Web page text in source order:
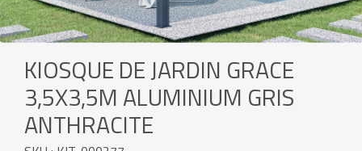
KIOSQUE DE JARDIN GRACE
3,5X3,5M ALUMINIUM GRIS
ANTHRACITE